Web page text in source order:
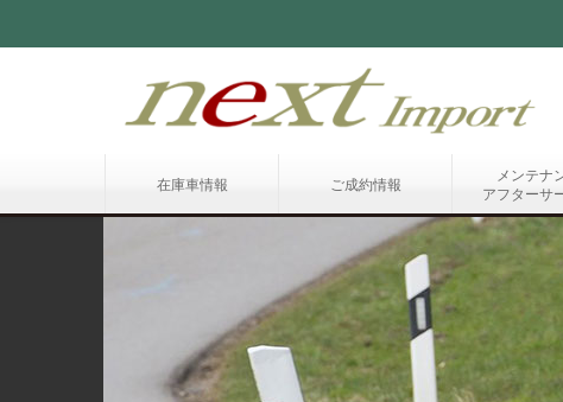
在庫車情報 ご成約情報
メンテナ
アフターサ